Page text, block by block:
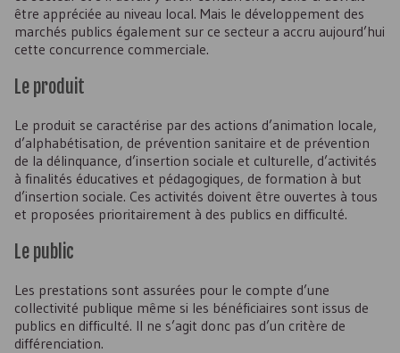
être appréciée au niveau local. Mais le développement des
marchés publics également sur ce secteur a accru aujourd’hui
cette concurrence commerciale.
Le produit
Le produit se caractérise par des actions d’animation locale,
d’alphabétisation, de prévention sanitaire et de prévention
de la délinquance, d’insertion sociale et culturelle, d’activités
à finalités éducatives et pédagogiques, de formation à but
d’insertion sociale. Ces activités doivent être ouvertes à tous
et proposées prioritairement à des publics en difficulté.
Le public
Les prestations sont assurées pour le compte d’une
collectivité publique même si les bénéficiaires sont issus de
publics en difficulté. Il ne s’agit donc pas d’un critère de
différenciation.